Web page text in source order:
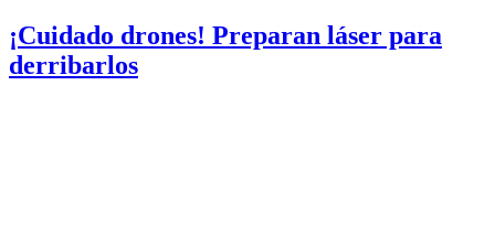
¡Cuidado drones! Preparan láser para
derribarlos